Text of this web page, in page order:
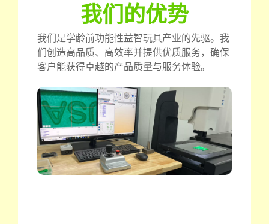
我们的优势
我们是学龄前功能性益智玩具产业的先驱。我
们创造高品质、高效率并提供优质服务，确保
客户能获得卓越的产品质量与服务体验。